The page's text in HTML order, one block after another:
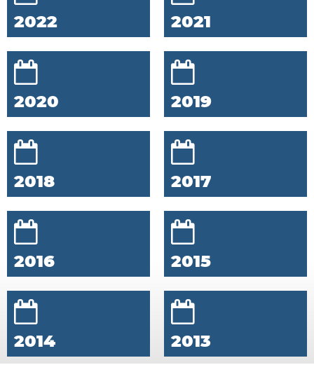
2022 2021
2020 2019
2018 2017
2016 2015
2014 2013